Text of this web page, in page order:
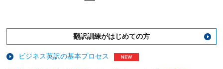
翻訳訓練がはじめての方
ビジネス英訳の基本プロセス